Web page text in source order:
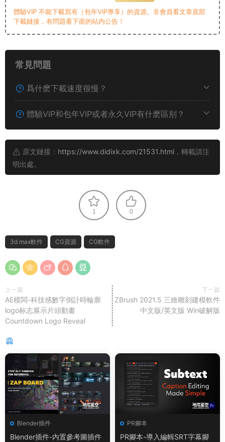
體驗VIP 不能下載寫有（包年VIP專享）的資源。非會員看文章底部
下載鏈接，有問題看下面的站内公告！
常見問題
爲什麽下載速度很慢？
體驗VIP和包年VIP或者永久VIP有什麽區别？
原文鏈接： https://www.didixk.com/21531.html ，轉載請注
明出處。
1 0
3d max軟件 CG資源 CG軟件
上一篇
AE模闆-科技感數字倒計時輪廓
logo标志展示片頭動畫
Countdown Logo Reveal
下一篇
ZBrush 2021.5 三維雕刻建模軟件
中文版/英文版 Win破解版
Blender插件
Blender插件-内置參考圖插件
PR腳本
PR腳本-導入編輯SRT字幕腳